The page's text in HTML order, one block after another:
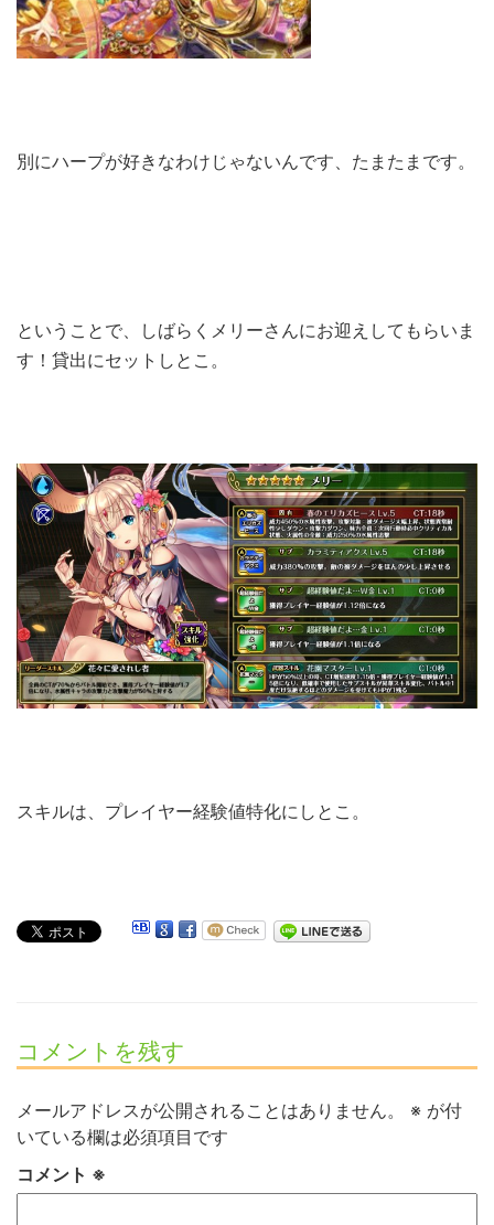
別にハープが好きなわけじゃないんです、たまたまです。
ということで、しばらくメリーさんにお迎えしてもらいま
す！貸出にセットしとこ。
スキルは、プレイヤー経験値特化にしとこ。
コメントを残す
メールアドレスが公開されることはありません。 ※ が付
いている欄は必須項目です
コメント ※